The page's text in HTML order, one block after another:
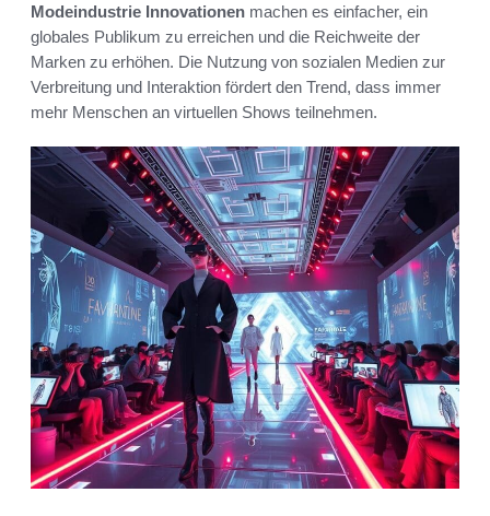
Modeindustrie Innovationen machen es einfacher, ein
globales Publikum zu erreichen und die Reichweite der
Marken zu erhöhen. Die Nutzung von sozialen Medien zur
Verbreitung und Interaktion fördert den Trend, dass immer
mehr Menschen an virtuellen Shows teilnehmen.